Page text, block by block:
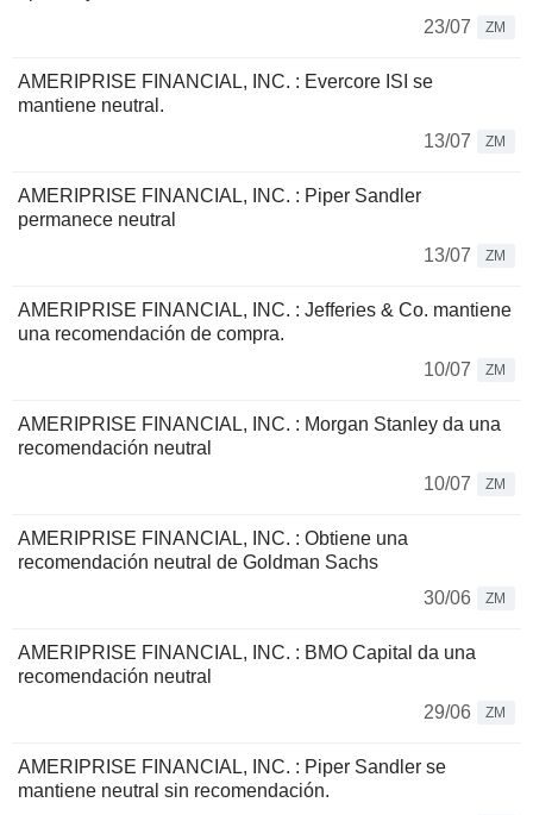
23/07
ZM
AMERIPRISE FINANCIAL, INC. : Evercore ISI se
mantiene neutral.
13/07
ZM
AMERIPRISE FINANCIAL, INC. : Piper Sandler
permanece neutral
13/07
ZM
AMERIPRISE FINANCIAL, INC. : Jefferies & Co. mantiene
una recomendación de compra.
10/07
ZM
AMERIPRISE FINANCIAL, INC. : Morgan Stanley da una
recomendación neutral
10/07
ZM
AMERIPRISE FINANCIAL, INC. : Obtiene una
recomendación neutral de Goldman Sachs
30/06
ZM
AMERIPRISE FINANCIAL, INC. : BMO Capital da una
recomendación neutral
29/06
ZM
AMERIPRISE FINANCIAL, INC. : Piper Sandler se
mantiene neutral sin recomendación.